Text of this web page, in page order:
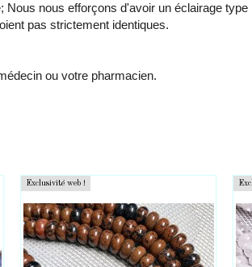
nous efforçons d'avoir un éclairage
pas strictement identiques.
ou votre pharmacien.
Exclusivité web !